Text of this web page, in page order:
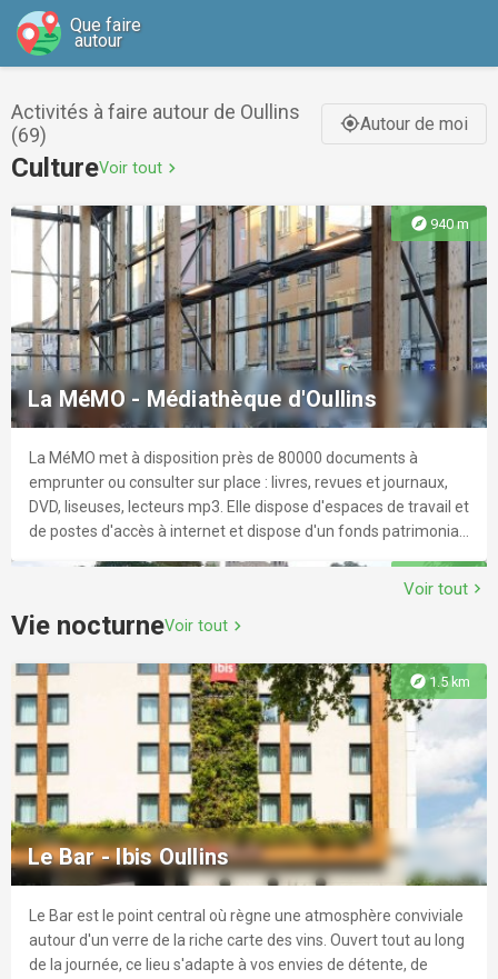
Que faire
autour
Activités à faire autour de Oullins
(69)
gps_fixedAutour de moi
CultureVoir tout chevron_right
explore 940 m
La MéMO - Médiathèque d'Oullins
La MéMO met à disposition près de 80000 documents à
emprunter ou consulter sur place : livres, revues et journaux,
DVD, liseuses, lecteurs mp3. Elle dispose d'espaces de travail et
de postes d'accès à internet et dispose d'un fonds patrimonial
explore
Centre Social et Culturel de La Mulatière
Activités et services de type social, familial et culturel.
explore2.2 km
Voir tout chevron_right
Vie nocturneVoir tout chevron_right
explore1.5 km
Le Bar - Ibis Oullins
Le Bar est le point central où règne une atmosphère conviviale
autour d'un verre de la riche carte des vins. Ouvert tout au long
de la journée, ce lieu s'adapte à vos envies de détente, de